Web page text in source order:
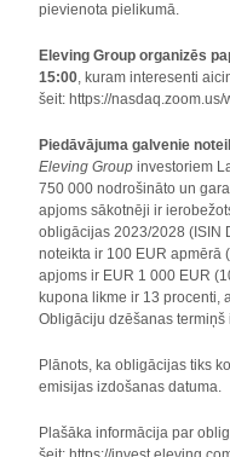
pievienota pielikumā.
Eleving Group organizēs
15:00, kuram interesenti
šeit: https://
Piedāvājuma galvenie
Eleving Group investoriem
750 000 nodrošināto un
apjoms sākotnēji ir
obligācijas 2023/2028 (ISIN
noteikta ir 100 EUR apmērā
apjoms ir EUR 1 000 EUR
kupona likme ir 13 procenti,
Obligāciju dzēšanas
Plānots, ka obligācijas tiks
emisijas izdošanas datuma.
Plašāka informācija par